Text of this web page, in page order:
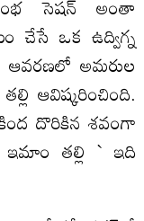
చేసే ఒక ఉద్విగ్న
ఆవరణలో అమరుల
ఆవిష్కరించింది.
దొరికిన శవంగా
ఇమాం తల్లి ` ఇది